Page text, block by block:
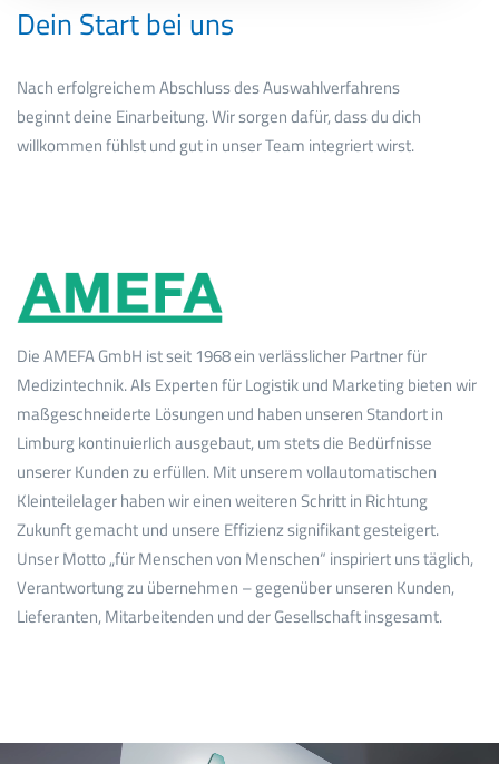
Dein Start bei uns
Nach erfolgreichem Abschluss des Auswahlverfahrens
beginnt deine Einarbeitung. Wir sorgen dafür, dass du dich
willkommen fühlst und gut in unser Team integriert wirst.
Die AMEFA GmbH ist seit 1968 ein verlässlicher Partner für
Medizintechnik. Als Experten für Logistik und Marketing bieten wir
maßgeschneiderte Lösungen und haben unseren Standort in
Limburg kontinuierlich ausgebaut, um stets die Bedürfnisse
unserer Kunden zu erfüllen. Mit unserem vollautomatischen
Kleinteilelager haben wir einen weiteren Schritt in Richtung
Zukunft gemacht und unsere Effizienz signifikant gesteigert.
Unser Motto „für Menschen von Menschen“ inspiriert uns täglich,
Verantwortung zu übernehmen – gegenüber unseren Kunden,
Lieferanten, Mitarbeitenden und der Gesellschaft insgesamt.